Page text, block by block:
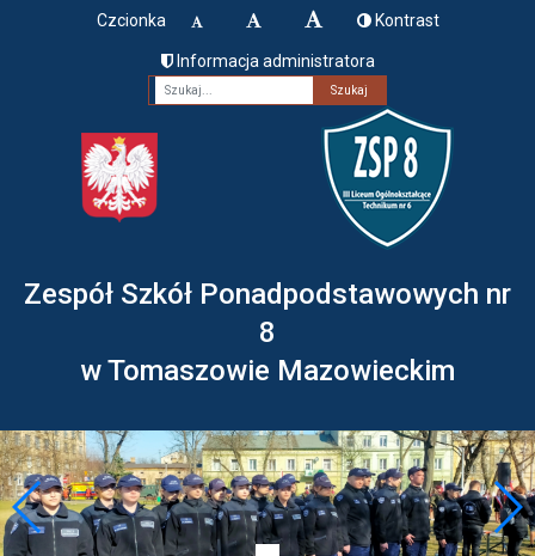
Czcionka Kontrast
Informacja administratora
Fraza
Zespół Szkół Ponadpodstawowych nr
8
w Tomaszowie Mazowieckim